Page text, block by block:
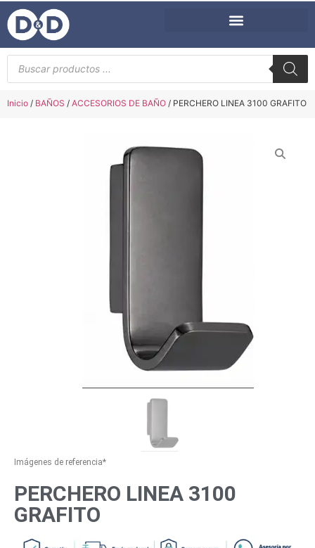
Inicio / BAÑOS / ACCESORIOS DE BAÑO / PERCHERO LINEA 3100 GRAFITO
Imágenes de referencia*
PERCHERO LINEA 3100
GRAFITO